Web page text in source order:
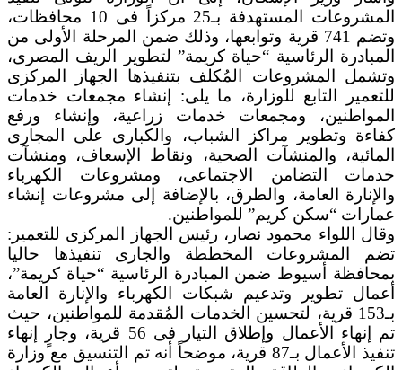
المشروعات المستهدفة بـ25 مركزاً فى 10 محافظات،
وتضم 741 قرية وتوابعها، وذلك ضمن المرحلة الأولى من
المبادرة الرئاسية “حياة كريمة” لتطوير الريف المصرى،
وتشمل المشروعات المُكلف بتنفيذها الجهاز المركزى
للتعمير التابع للوزارة، ما يلى: إنشاء مجمعات خدمات
المواطنين، ومجمعات خدمات زراعية، وإنشاء ورفع
كفاءة وتطوير مراكز الشباب، والكبارى على المجارى
المائية، والمنشآت الصحية، ونقاط الإسعاف، ومنشآت
خدمات التضامن الاجتماعى، ومشروعات الكهرباء
والإنارة العامة، والطرق، بالإضافة إلى مشروعات إنشاء
عمارات “سكن كريم” للمواطنين.
وقال اللواء محمود نصار، رئيس الجهاز المركزى للتعمير:
تضم المشروعات المخططة والجارى تنفيذها حاليا
بمحافظة أسيوط ضمن المبادرة الرئاسية “حياة كريمة”،
أعمال تطوير وتدعيم شبكات الكهرباء والإنارة العامة
بـ153 قرية، لتحسين الخدمات المُقدمة للمواطنين، حيث
تم إنهاء الأعمال وإطلاق التيار فى 56 قرية، وجارٍ إنهاء
تنفيذ الأعمال بـ87 قرية، موضحاً أنه تم التنسيق مع وزارة